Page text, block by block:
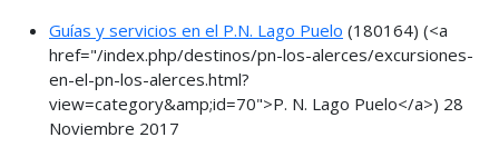
Guías y servicios en el P.N. Lago Puelo (180164) (<a
href="/index.php/destinos/pn-los-alerces/excursiones-
en-el-pn-los-alerces.html?
view=category&amp;id=70">P. N. Lago Puelo</a>) 28
Noviembre 2017